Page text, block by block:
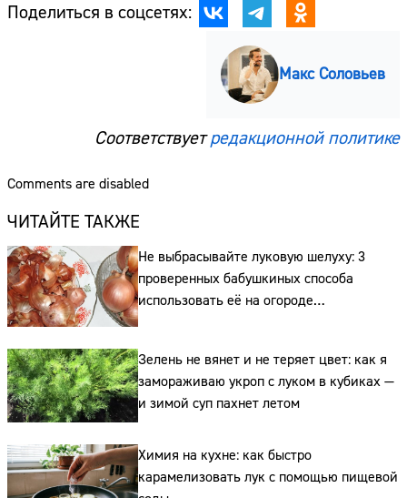
Поделиться в соцсетях:
Макс Соловьев
Соответствуетредакционной политике
Comments are disabled
ЧИТАЙТЕ ТАКЖЕ
Не выбрасывайте луковую шелуху: 3
проверенных бабушкиных способа
использовать её на огороде
и для здоровья этой зимой
Зелень не вянет и не теряет цвет: как я
замораживаю укроп с луком в кубиках —
и зимой суп пахнет летом
Химия на кухне: как быстро
карамелизовать лук с помощью пищевой